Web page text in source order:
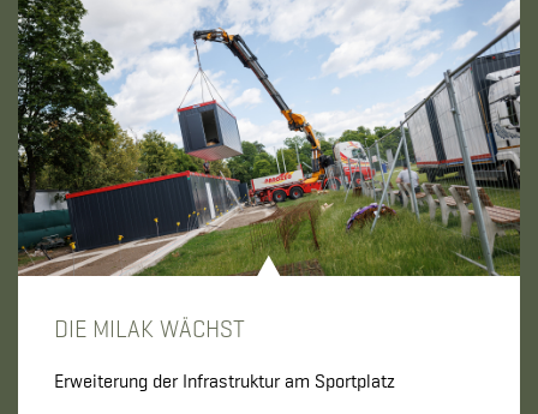
DIE MILAK WÄCHST
Erweiterung der Infrastruktur am Sportplatz